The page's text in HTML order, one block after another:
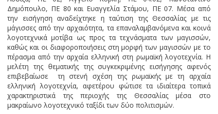
Δημόπουλο, ΠΕ 80 και Ευαγγελία Στάμου, ΠΕ 07. Μέσα από
την εισήγηση αναδείχτηκε η ταύτιση της Θεσσαλίας με τις
μάγισσες από την αρχαιότητα, τα επαναλαμβανόμενα και κοινά
λογοτεχνικά μοτίβα ως προς τα τεχνάσματα των μαγισσών,
καθώς και οι διαφοροποιήσεις στη μορφή των μαγισσών με το
πέρασμα από την αρχαία ελληνική στη ρωμαϊκή λογοτεχνία. Η
μελέτη της θεματικής της συγκεκριμένης εισήγησης αφενός
επιβεβαίωσε τη στενή σχέση της ρωμαϊκής με τη αρχαία
ελληνική λογοτεχνία, αφετέρου φώτισε τα ιδιαίτερα τοπικά
χαρακτηριστικά της περιοχής της Θεσσαλίας μέσα στο
μακραίωνο λογοτεχνικό ταξίδι των δύο πολιτισμών.